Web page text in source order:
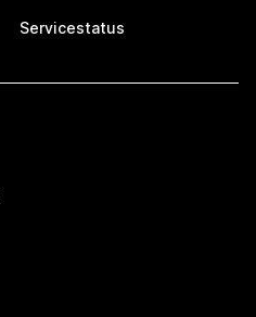
Servicestatus